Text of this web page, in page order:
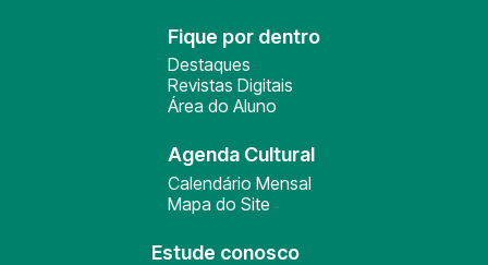
Fique por dentro
Destaques
Revistas Digitais
Área do Aluno
Agenda Cultural
Calendário Mensal
Mapa do Site
Estude conosco